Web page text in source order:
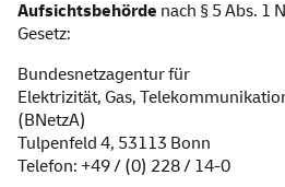
Aufsichtsbehörde nach § 5 Abs. 1
Gesetz:
Bundesnetzagentur für
Elektrizität, Gas,
(BNetzA)
Tulpenfeld 4, 53113 Bonn
Telefon: +49 / (0) 228 / 14-0